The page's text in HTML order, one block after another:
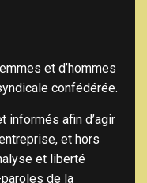
et d’hommes
confédérée.
informés afin d’agir
et hors
et liberté
de la